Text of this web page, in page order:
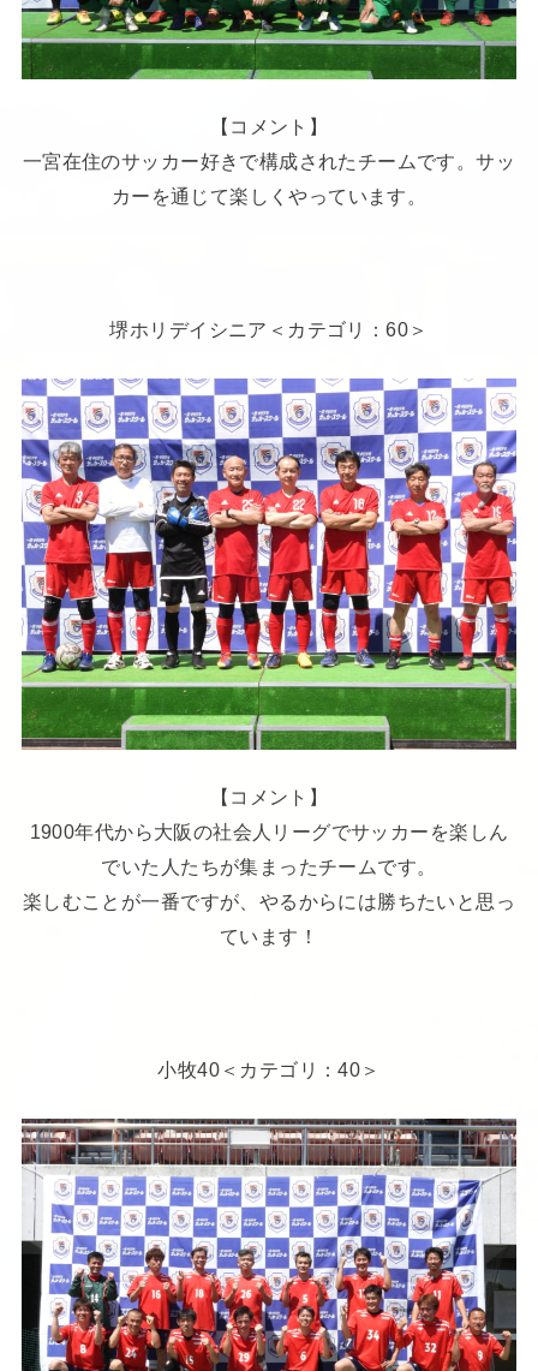
【コメント】
一宮在住のサッカー好きで構成されたチームです。サッ
カーを通じて楽しくやっています。
堺ホリデイシニア＜カテゴリ：60＞
【コメント】
1900年代から大阪の社会人リーグでサッカーを楽しん
でいた人たちが集まったチームです。
楽しむことが一番ですが、やるからには勝ちたいと思っ
ています！
小牧40＜カテゴリ：40＞